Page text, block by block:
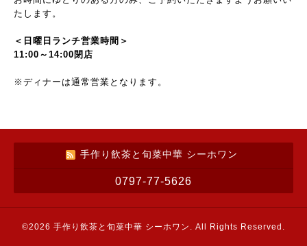
たします。
＜日曜日ランチ営業時間＞
11:00～14:00閉店
※ディナーは通常営業となります。
手作り飲茶と旬菜中華 シーホワン
0797-77-5626
©2026 手作り飲茶と旬菜中華 シーホワン . All Rights Reserved.